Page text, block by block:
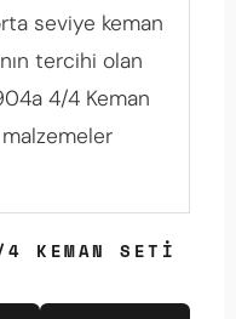
seviye keman
tercihi olan
4/4 Keman
KEMAN SETI